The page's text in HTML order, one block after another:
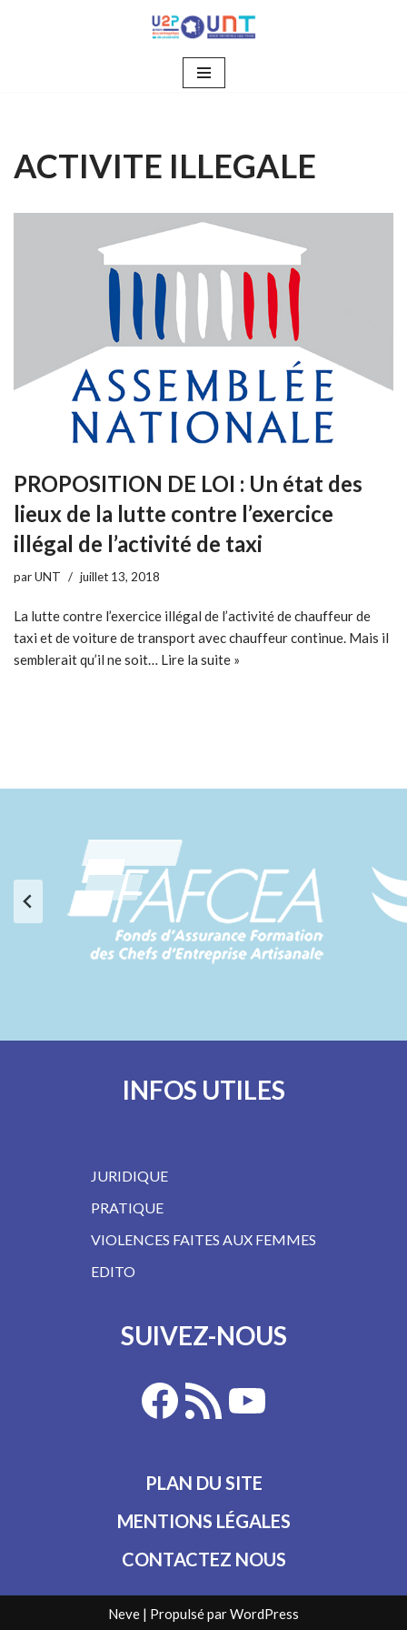
ACTIVITE ILLEGALE
PROPOSITION DE LOI : Un état des
lieux de la lutte contre l’exercice
illégal de l’activité de taxi
parUNT juillet 13, 2018
La lutte contre l’exercice illégal de l’activité de chauffeur de
taxi et de voiture de transport avec chauffeur continue. Mais il
semblerait qu’il ne soit… Lire la suite »
INFOS UTILES
JURIDIQUE
PRATIQUE
VIOLENCES FAITES AUX FEMMES
EDITO
SUIVEZ-NOUS
PLAN DU SITE
MENTIONS LÉGALES
CONTACTEZ NOUS
Neve | Propulsé parWordPress